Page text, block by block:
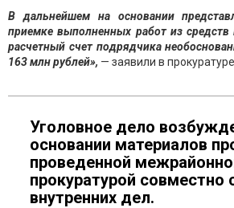
В дальнейшем на основании
приемке выполненных работ из
расчетный счет подрядчика
163 млн рублей», — заявили в
Уголовное дело
основании материалов
проведенной
прокуратурой совместно
внутренних дел.